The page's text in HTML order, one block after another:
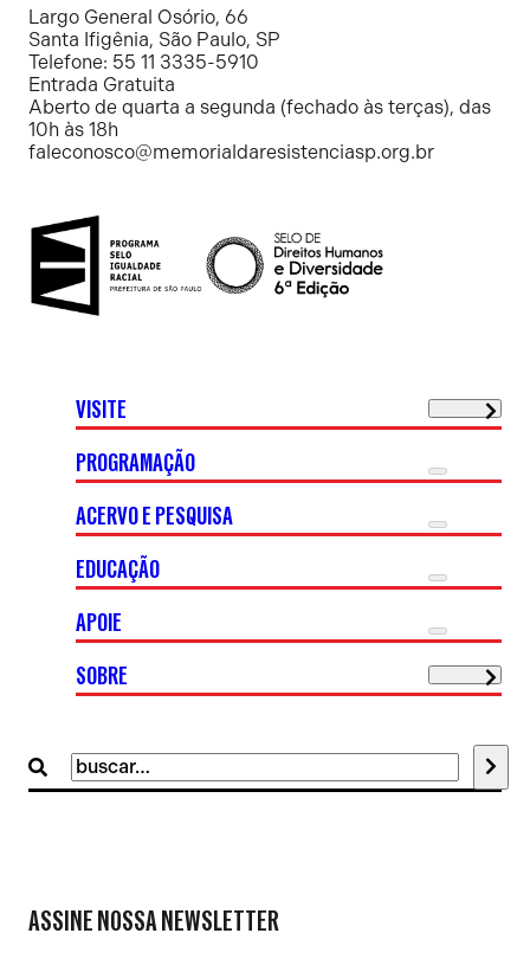
Resistência
Largo General Osório, 66
Santa Ifigênia, São Paulo, SP
Telefone: 55 11 3335-5910
Entrada Gratuita
Aberto de quarta a segunda (fechado às terças), das
10h às 18h
faleconosco@memorialdaresistenciasp.org.br
Buscar
por:
VISITE
PROGRAMAÇÃO
ACERVO E PESQUISA
EDUCAÇÃO
APOIE
SOBRE
ASSINE NOSSA NEWSLETTER